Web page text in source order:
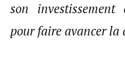
son
pour faire avancer la